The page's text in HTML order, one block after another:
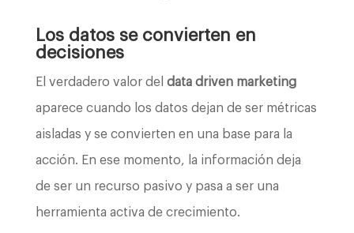
Los datos se convierten en
decisiones
El verdadero valor del data driven marketing
aparece cuando los datos dejan de ser métricas
aisladas y se convierten en una base para la
acción. En ese momento, la información deja
de ser un recurso pasivo y pasa a ser una
herramienta activa de crecimiento.